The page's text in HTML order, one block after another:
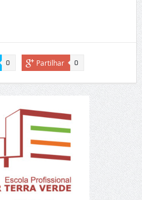
0 Partilhar 0